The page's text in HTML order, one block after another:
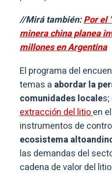
//Mirá también:Por el
minera china planea
millones en Argentina
El programa del
temas a abordar la
comunidades locale
extracción del litioen
instrumentos de
ecosistema
las demandas del
cadena de valor del